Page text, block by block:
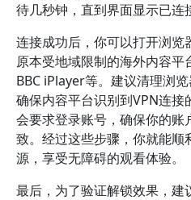
待几秒钟，直到界面显示已连
连接成功后，你可以打开浏览
原本受地域限制的海外内容平
BBC iPlayer等。建议清理浏
确保内容平台识别到VPN连
会要求登录账号，确保你的账
致。经过这些步骤，你就能顺
源，享受无障碍的观看体验。
最后，为了验证解锁效果，建